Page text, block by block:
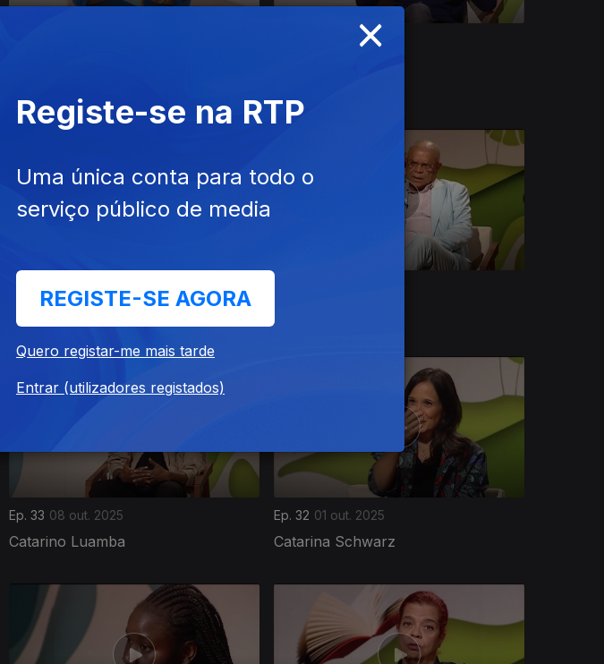
26 nov. 2025
Ep. 37 05 nov. 2025
Ep. 33 08 out. 2025
Catarino Luamba
Ep. 32 01 out. 2025
Catarina Schwarz
×
Registe-se na RTP
Uma única conta para todo o
serviço público de media
REGISTE-SE AGORA
Quero registar-me mais tarde
Entrar (utilizadores registados)